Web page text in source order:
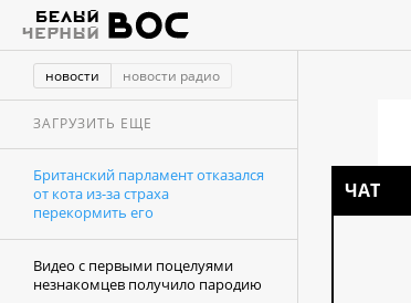
ЧАТ
новости новости радио
ЗАГРУЗИТЬ ЕЩЕ
Британский парламент отказался
от кота из-за страха
перекормить его
Видео с первыми поцелуями
незнакомцев получило пародию